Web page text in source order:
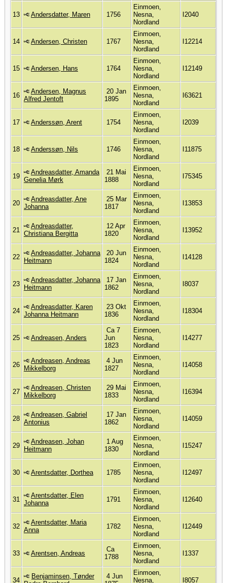
13 Andersdatter, Maren 1756
Einmoen,
Nesna,
Nordland
I2040
14 Andersen, Christen 1767
Einmoen,
Nesna,
Nordland
I12214
15 Andersen, Hans 1764
Einmoen,
Nesna,
Nordland
I12149
16
Andersen, Magnus
Alfred Jentoft
20 Jan
1895
Einmoen,
Nesna,
Nordland
I63621
17 Anderssøn, Arent 1754
Einmoen,
Nesna,
Nordland
I2039
18 Anderssøn, Nils 1746
Einmoen,
Nesna,
Nordland
I11875
19
Andreasdatter, Amanda
Genelia Mørk
21 Mai
1888
Einmoen,
Nesna,
Nordland
I75345
20
Andreasdatter, Ane
Johanna
25 Mar
1817
Einmoen,
Nesna,
Nordland
I13853
21
Andreasdatter,
Christiana Bergitta
12 Apr
1820
Einmoen,
Nesna,
Nordland
I13952
22
Andreasdatter, Johanna
Heitmann
20 Jun
1824
Einmoen,
Nesna,
Nordland
I14128
23
Andreasdatter, Johanna
Heitmann
17 Jan
1862
Einmoen,
Nesna,
Nordland
I8037
24
Andreasdatter, Karen
Johanna Heitmann
23 Okt
1836
Einmoen,
Nesna,
Nordland
I18304
25 Andreasen, Anders
Ca 7
Jun
1823
Einmoen,
Nesna,
Nordland
I14277
26
Andreasen, Andreas
Mikkelborg
4 Jun
1827
Einmoen,
Nesna,
Nordland
I14058
27
Andreasen, Christen
Mikkelborg
29 Mai
1833
Einmoen,
Nesna,
Nordland
I16394
28
Andreasen, Gabriel
Antonius
17 Jan
1862
Einmoen,
Nesna,
Nordland
I14059
29
Andreasen, Johan
Heitmann
1 Aug
1830
Einmoen,
Nesna,
Nordland
I15247
30 Arentsdatter, Dorthea 1785
Einmoen,
Nesna,
Nordland
I12497
31
Arentsdatter, Elen
Johanna
1791
Einmoen,
Nesna,
Nordland
I12640
32
Arentsdatter, Maria
Anna
1782
Einmoen,
Nesna,
Nordland
I12449
33 Arentsen, Andreas
Ca
1788
Einmoen,
Nesna,
Nordland
I1337
34
Benjaminsen, Tønder
4 Jun
Einmoen,
Nesna,
I8057